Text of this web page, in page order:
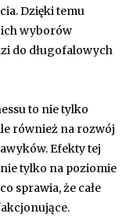
Dzięki temu
wyborów
do długofalowych
to nie tylko
również na rozwój
Efekty tej
tylko na poziomie
sprawia, że całe